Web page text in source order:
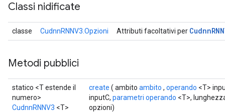
Classi nidificate
classe CudnnRNNV3.Opzioni Attributi facoltativi per Cudnn
Metodi pubblici
statico <T estende il
numero>
CudnnRNNV3 <T>
create ( ambito ambito , operando <T>
inputC, parametri operando <T>,
opzioni)